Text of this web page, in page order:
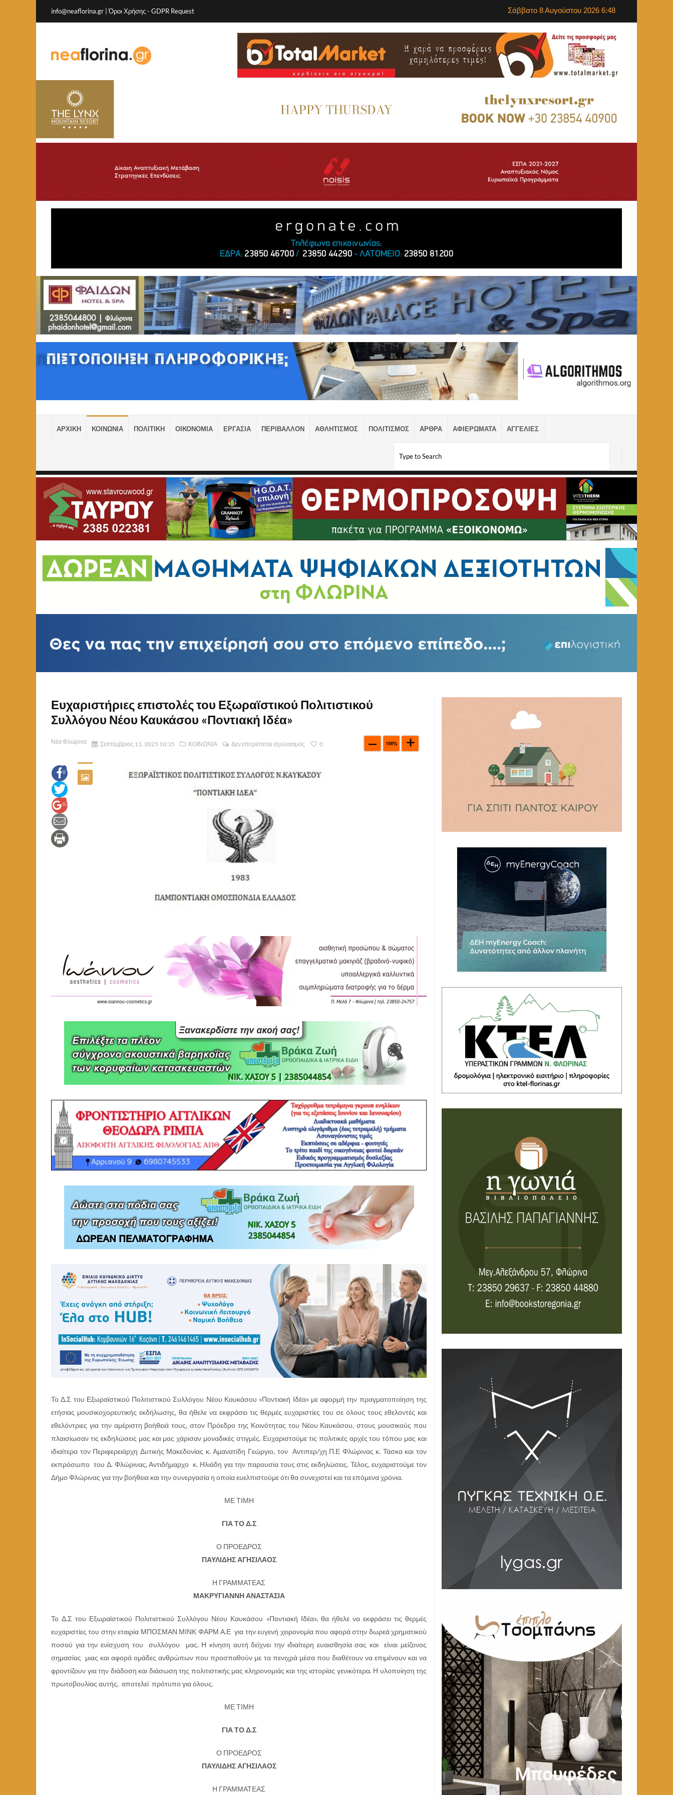
info@neaflorina.gr |Όροι Χρήσης- GDPR Request Σάββατο 8 Αυγούστου 2026 6:48
ΑΡΧΙΚΗ ΚΟΙΝΩΝΙΑ ΠΟΛΙΤΙΚΗ ΟΙΚΟΝΟΜΙΑ ΕΡΓΑΣΙΑ ΠΕΡΙΒΑΛΛΟΝ ΑΘΛΗΤΙΣΜΟΣ ΠΟΛΙΤΙΣΜΟΣ ΑΡΘΡΑ ΑΦΙΕΡΩΜΑΤΑ ΑΓΓΕΛΙΕΣ
Ευχαριστήριες επιστολές του Εξωραϊστικού Πολιτιστικού
Συλλόγου Νέου Καυκάσου «Ποντιακή Ιδέα»
Νέα Φλώρινα Σεπτέμβριος 11, 2025 10:35 ΚΟΙΝΩΝΙΑ Δεν επιτρέπεται σχολιασμός 0
0
0
Το Δ.Σ του Εξωραϊστικού Πολιτιστικού Συλλόγου Νέου Καυκάσου «Ποντιακή Ιδέα» με αφορμή την πραγματοποίηση της
ετήσιας μουσικοχορευτικής εκδήλωσης, θα ήθελε να εκφράσει τις θερμές ευχαριστίες του σε όλους τους εθελοντές και
εθελόντριες για την αμέριστη βοήθειά τους, στον Πρόεδρο της Κοινότητας του Νέου Καυκάσου, στους μουσικούς που
πλαισίωσαν τις εκδηλώσεις μας και μας χάρισαν μοναδικές στιγμές. Ευχαριστούμε τις πολιτικές αρχές του τόπου μας και
ιδιαίτερα τον Περιφερειάρχη Δυτικής Μακεδονίας κ. Αμανατίδη Γεώργιο, τον Αντιπερ/χη Π.Ε Φλώρινας κ. Τάσκα και τον
εκπρόσωπο του Δ. Φλώρινας, Αντιδήμαρχο κ. Ηλιάδη για την παρουσία τους στις εκδηλώσεις. Τέλος, ευχαριστούμε τον
Δήμο Φλώρινας για την βοήθεια και την συνεργασία η οποία ευελπιστούμε ότι θα συνεχιστεί και τα επόμενα χρόνια.
ΜΕ ΤΙΜΗ
ΓΙΑ ΤΟ Δ.Σ
Ο ΠΡΟΕΔΡΟΣ
ΠΑΥΛΙΔΗΣ ΑΓΗΣΙΛΑΟΣ
Η ΓΡΑΜΜΑΤΕΑΣ
ΜΑΚΡΥΓΙΑΝΝΗ ΑΝΑΣΤΑΣΙΑ
Το Δ.Σ του Εξωραϊστικού Πολιτιστικού Συλλόγου Νέου Καυκάσου «Ποντιακή Ιδέα», θα ήθελε να εκφράσει τις θερμές
ευχαριστίες του στην εταιρία ΜΠΟΣΜΑΝ ΜΙΝΚ ΦΑΡΜ Α.Ε για την ευγενή χειρονομία που αφορά στην δωρεά χρηματικού
ποσού για την ενίσχυση του συλλόγου μας. Η κίνηση αυτή δείχνει την ιδιαίτερη ευαισθησία σας και είναι μείζονος
σημασίας μιας και αφορά ομάδες ανθρώπων που προσπαθούν με τα πενιχρά μέσα που διαθέτουν να επιμένουν και να
φροντίζουν για την διάδοση και διάσωση της πολιτιστικής μας κληρονομιάς και της ιστορίας γενικότερα. Η υλοποίηση της
πρωτοβουλίας αυτής, αποτελεί πρότυπο για όλους.
ΜΕ ΤΙΜΗ
ΓΙΑ ΤΟ Δ.Σ
Ο ΠΡΟΕΔΡΟΣ
ΠΑΥΛΙΔΗΣ ΑΓΗΣΙΛΑΟΣ
Η ΓΡΑΜΜΑΤΕΑΣ